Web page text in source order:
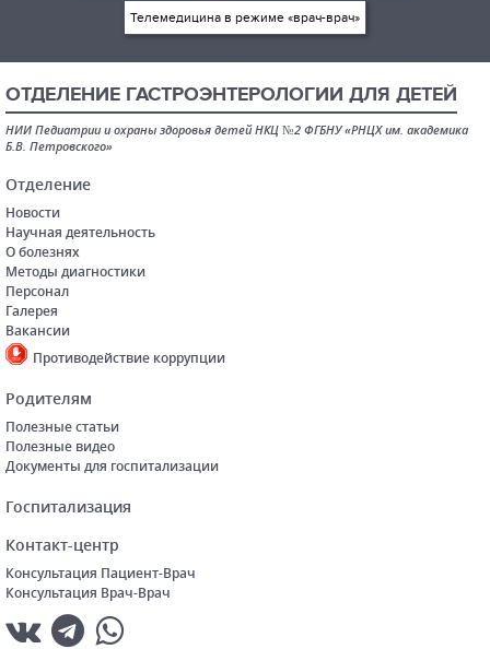
Телемедицина в режиме «врач-врач»
ОТДЕЛЕНИЕ ГАСТРОЭНТЕРОЛОГИИ ДЛЯ ДЕТЕЙ
НИИ Педиатрии и охраны здоровья детей НКЦ №2 ФГБНУ «РНЦХ им. академика
Б.В. Петровского»
Отделение
Новости
Научная деятельность
О болезнях
Методы диагностики
Персонал
Галерея
Вакансии
Противодействие коррупции
Родителям
Полезные статьи
Полезные видео
Документы для госпитализации
Госпитализация
Контакт-центр
Консультация Пациент-Врач
Консультация Врач-Врач